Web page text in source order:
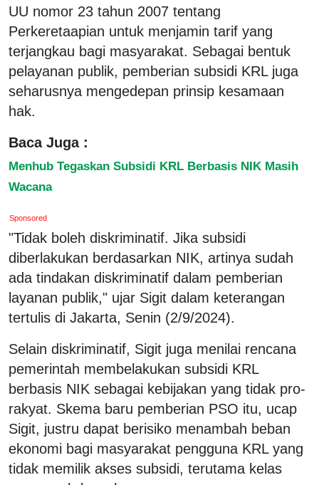
UU nomor 23 tahun 2007 tentang
Perkeretaapian untuk menjamin tarif yang
terjangkau bagi masyarakat. Sebagai bentuk
pelayanan publik, pemberian subsidi KRL juga
seharusnya mengedepan prinsip kesamaan
hak.
Baca Juga :
Menhub Tegaskan Subsidi KRL Berbasis NIK Masih
Wacana
Sponsored
"Tidak boleh diskriminatif. Jika subsidi
diberlakukan berdasarkan NIK, artinya sudah
ada tindakan diskriminatif dalam pemberian
layanan publik," ujar Sigit dalam keterangan
tertulis di Jakarta, Senin (2/9/2024).
Selain diskriminatif, Sigit juga menilai rencana
pemerintah membelakukan subsidi KRL
berbasis NIK sebagai kebijakan yang tidak pro-
rakyat. Skema baru pemberian PSO itu, ucap
Sigit, justru dapat berisiko menambah beban
ekonomi bagi masyarakat pengguna KRL yang
tidak memilik akses subsidi, terutama kelas